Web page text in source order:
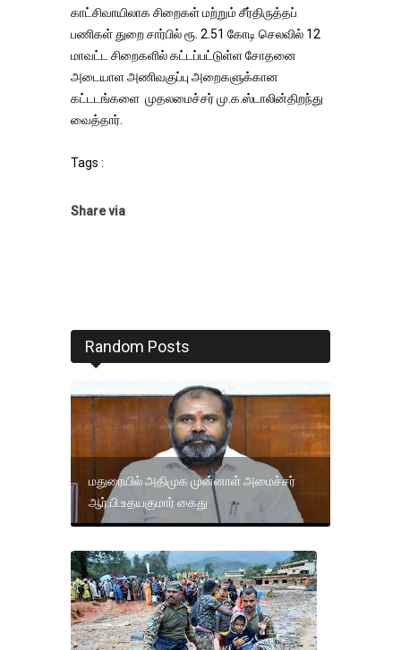
காட்சிவாயிலாக சிறைகள் மற்றும் சீர்திருத்தப்
பணிகள் துறை சார்பில் ரூ. 2.51 கோடி செலவில் 12
மாவட்ட சிறைகளில் கட்டப்பட்டுள்ள சோதனை
அடையாள அணிவகுப்பு அறைகளுக்கான
கட்டடங்களை முதலமைச்சர் மு.க.ஸ்டாலின்திறந்து
வைத்தார்.
Tags :
Share via
Random Posts
மதுரையில் அதிமுக முன்னாள் அமைச்சர்
ஆர்.பி.உதயகுமார் கைது